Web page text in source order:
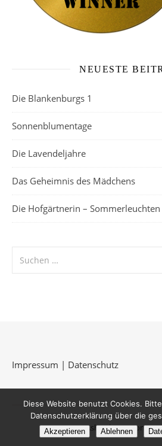
NEUESTE
Die Blankenburgs 1
Sonnenblumentage
Die Lavendeljahre
Das Geheimnis des Mädchens
Die Hofgärtnerin – Sommerleuchten
Impressum | Datenschutz
Ashe Theme vonWP
Diese Website benutzt Cookies.
Datenschutzerklärung über die
Akzeptieren Ablehnen